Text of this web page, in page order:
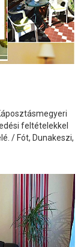
feltételekkel
/ Fót, Dunakeszi,